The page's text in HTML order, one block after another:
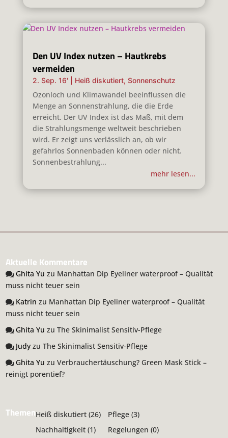
Den UV Index nutzen – Hautkrebs
vermeiden
2. Sep. 16' Heiß diskutiert, Sonnenschutz
Ozonloch und Klimawandel beeinflussen die
Menge an Sonnenstrahlung, die die Erde
erreicht. Der UV Index ist das Maß, mit dem
die Strahlungsmenge weltweit beschrieben
wird. Er zeigt uns verlässlich an, ob wir
gefahrlos Sonnenbaden können oder nicht.
Sonnenbestrahlung...
mehr lesen...
Aktuelle Kommentare
Ghita Yu zu Manhattan Dip Eyeliner waterproof – Qualität
muss nicht teuer sein
Katrin zu Manhattan Dip Eyeliner waterproof – Qualität
muss nicht teuer sein
Ghita Yu zuThe Skinimalist Sensitiv-Pflege
Judy zuThe Skinimalist Sensitiv-Pflege
Ghita Yu zuVerbrauchertäuschung? Green Mask Stick –
reinigt porentief?
ThemenHeiß diskutiert (26)
Nachhaltigkeit (1)
Pflege (3)
Regelungen (0)